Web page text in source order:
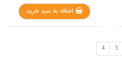
اضافه به سبد خرید
3
4